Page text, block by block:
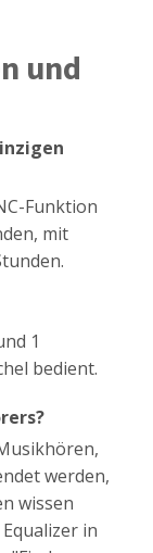
und
Funktion
mit
1
bedient.
werden,
wissen
in